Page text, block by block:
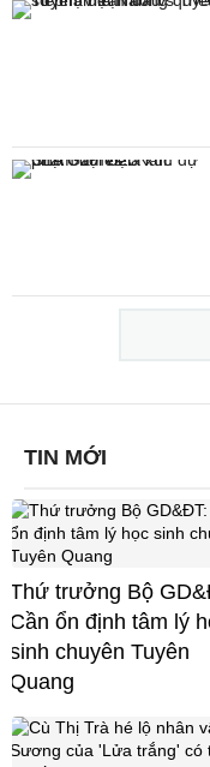
TIN MỚI
Thứ trưởng Bộ
Cần ổn định tâm lý
sinh chuyên Tuyên
Quang